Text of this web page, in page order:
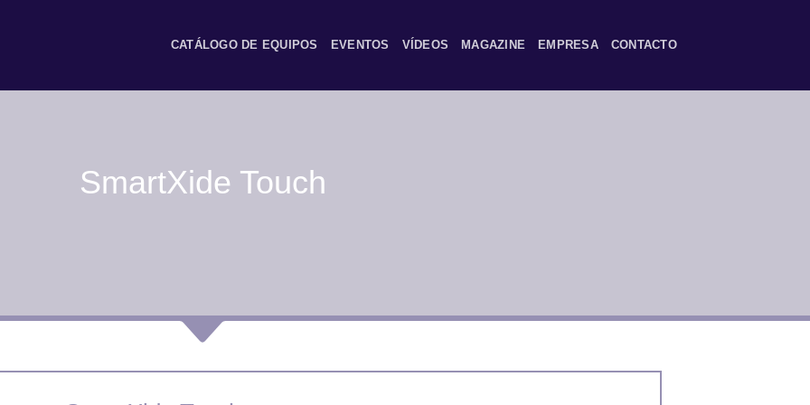
CATÁLOGO DE EQUIPOS EVENTOS VÍDEOS MAGAZINE EMPRESA CONTACTO
SmartXide Touch